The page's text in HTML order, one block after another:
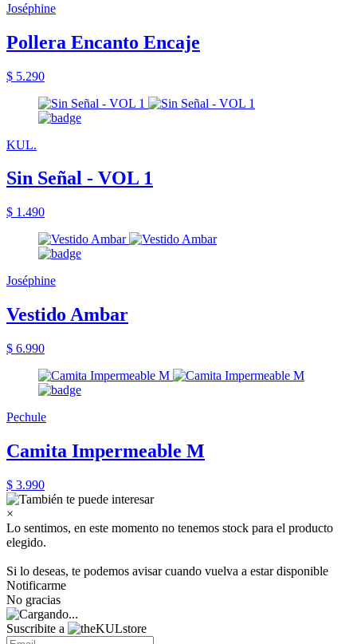
Joséphine
Pollera Encanto Encaje
$ 5.290
KUL.
Sin Señal - VOL 1
$ 1.490
Joséphine
Vestido Ambar
$ 6.990
Pechule
Camita Impermeable M
$ 3.990
×
Lo sentimos, en este momento no tenemos stock para el producto
elegido.
Si lo deseas, te podemos avisar cuando vuelva a estar disponible
Notificarme
No gracias
Suscribite a